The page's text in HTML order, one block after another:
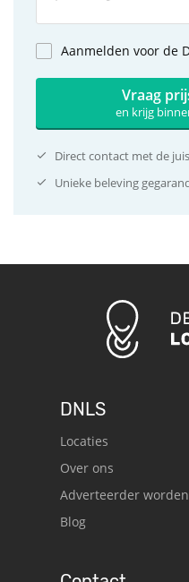
Aanmelden voor de
Vraag
en krijg
Direct contact met de
Unieke beleving
DNLS
Locaties
Over ons
Adverteerder worden
Blog